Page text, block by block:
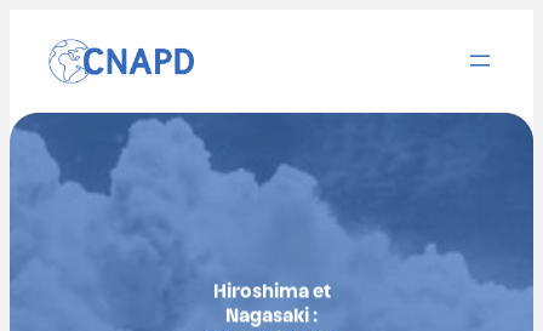
contenu
Hiroshima et
Nagasaki :